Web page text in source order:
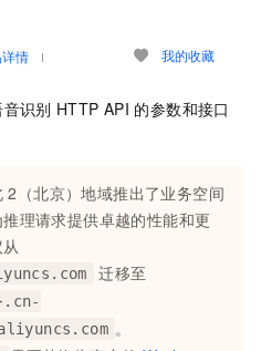
情 我的收藏
识别 HTTP API 的参数和接口
2（北京）地域推出了业务空间
理请求提供卓越的性能和更
迁移至
。